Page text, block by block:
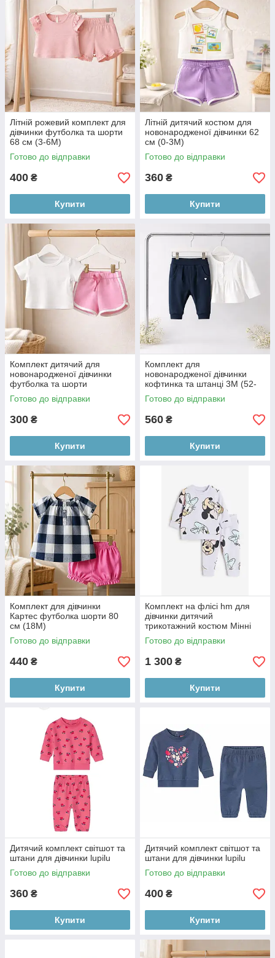
Літній рожевий комплект для
дівчинки футболка та шорти
68 см (3-6М)
Готово до відправки
400 ₴
Купити
Літній дитячий костюм для
новонародженої дівчинки 62
см (0-3М)
Готово до відправки
360 ₴
Купити
Комплект дитячий для
новонародженої дівчинки
футболка та шорти
Готово до відправки
300 ₴
Купити
Комплект для
новонародженої дівчинки
кофтинка та штанці 3М (52-
62см)
Готово до відправки
560 ₴
Купити
Комплект для дівчинки
Картес футболка шорти 80
см (18М)
Готово до відправки
440 ₴
Купити
Комплект на флісі hm для
дівчинки дитячий
трикотажний костюм Мінні
Маус 80-86 см (12-18М)
Готово до відправки
1 300 ₴
Купити
Дитячий комплект світшот та
штани для дівчинки lupilu
Готово до відправки
360 ₴
Купити
Дитячий комплект світшот та
штани для дівчинки lupilu
Готово до відправки
400 ₴
Купити